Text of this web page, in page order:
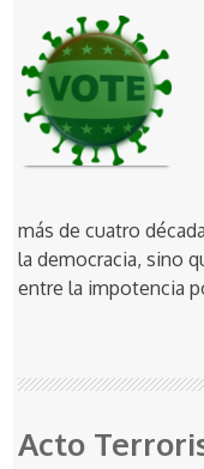
más de cuatro
la democracia, sino
entre la impotencia
Acto